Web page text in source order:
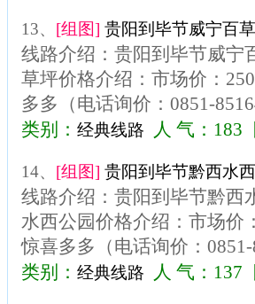
13、 [组图] 贵阳到毕节威宁百
线路介绍：贵阳到毕节威宁
草坪价格介绍：市场价：
多多（电话询价：0851-
类别： 经典线路 人 气：183
14、 [组图] 贵阳到毕节黔西水
线路介绍：贵阳到毕节黔西
水西公园价格介绍：市场价
惊喜多多（电话询价：
类别： 经典线路 人 气：137